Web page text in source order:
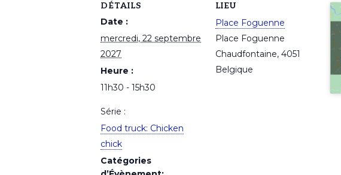
DÉTAILS
Date :
mercredi, 22 septembre
2027
Heure :
11h30 - 15h30
Série :
Food truck: Chicken
chick
Catégories
LIEU
Place Foguenne
Place Foguenne
Chaudfontaine, 4051
Belgique